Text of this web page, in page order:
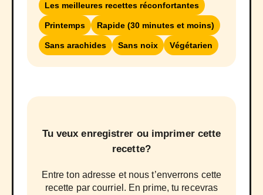
Les meilleures recettes réconfortantes
Printemps Rapide (30 minutes et moins)
Sans arachides Sans noix Végétarien
Tu veux enregistrer ou imprimer cette
recette?
Entre ton adresse et nous t’enverrons cette
recette par courriel. En prime, tu recevras